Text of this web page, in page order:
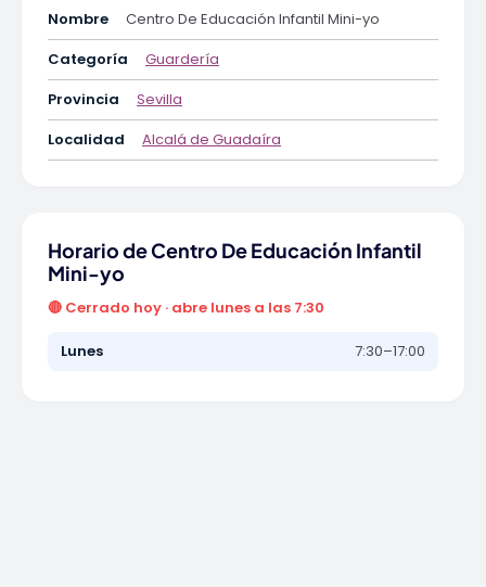
Nombre
Centro De Educación Infantil Mini-yo
Categoría
Guardería
Provincia
Sevilla
Localidad
Alcalá de Guadaíra
Horario de Centro De Educación Infantil
Mini-yo
🔴 Cerrado hoy · abre lunes a las 7:30
Lunes 7:30–17:00